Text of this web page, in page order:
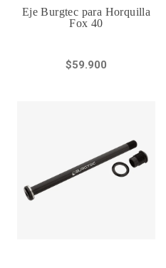
Eje Burgtec para Horquilla
Fox 40
$59.900